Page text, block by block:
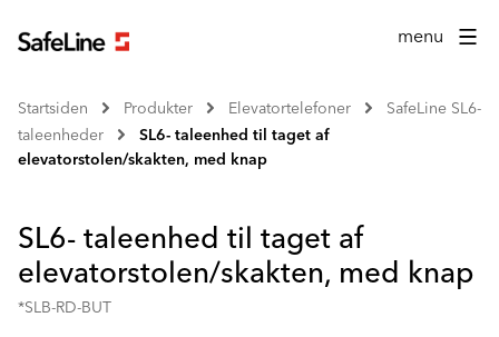
menu
Startsiden Produkter Elevatortelefoner
SafeLine SL6-
taleenheder
SL6- taleenhed til taget af
elevatorstolen/skakten, med knap
SL6- taleenhed til taget af
elevatorstolen/skakten, med knap
*SLB-RD-BUT